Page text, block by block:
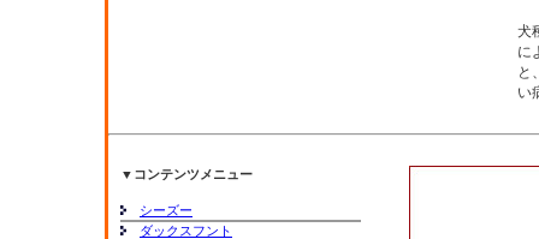
犬
に
と
い
▼コンテンツメニュー
シーズー
ダックスフント